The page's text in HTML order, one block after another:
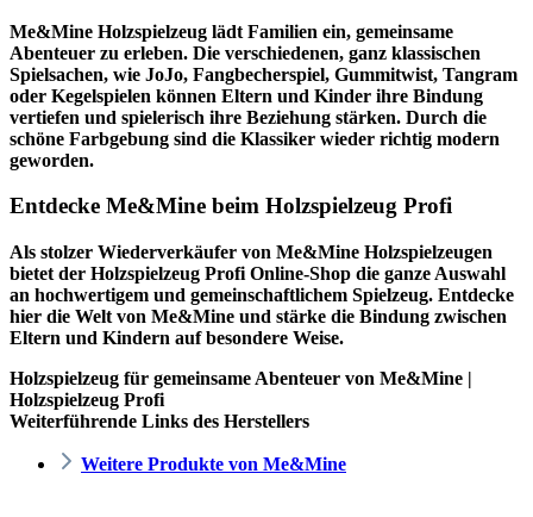
Me&Mine Holzspielzeug lädt Familien ein, gemeinsame
Abenteuer zu erleben. Die verschiedenen, ganz klassischen
Spielsachen, wie JoJo, Fangbecherspiel, Gummitwist, Tangram
oder Kegelspielen können Eltern und Kinder ihre Bindung
vertiefen und spielerisch ihre Beziehung stärken. Durch die
schöne Farbgebung sind die Klassiker wieder richtig modern
geworden.
Entdecke Me&Mine beim Holzspielzeug Profi
Als stolzer Wiederverkäufer von Me&Mine Holzspielzeugen
bietet der Holzspielzeug Profi Online-Shop die ganze Auswahl
an hochwertigem und gemeinschaftlichem Spielzeug. Entdecke
hier die Welt von Me&Mine und stärke die Bindung zwischen
Eltern und Kindern auf besondere Weise.
Holzspielzeug für gemeinsame Abenteuer von Me&Mine |
Holzspielzeug Profi
Weiterführende Links des Herstellers
Weitere Produkte von Me&Mine